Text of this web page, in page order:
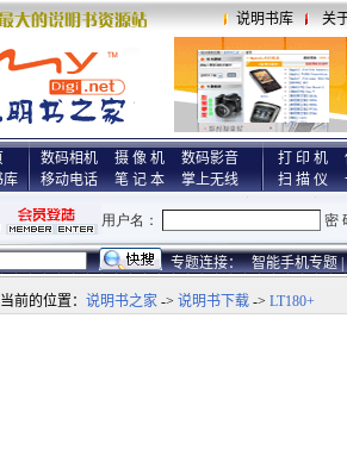
说明书库 关
库
数码相机 摄 像 机
数码影音
移动电话
笔 记 本 掌上无线
打 印 机
扫 描 仪
专题连接： 智能手机专题 |
前的位置： 说明书之家 -> 说明书下载 -> LT180+